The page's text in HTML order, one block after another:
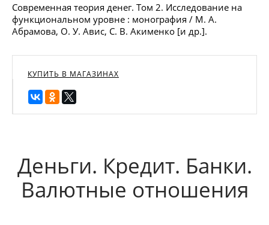
Современная теория денег. Том 2. Исследование на
функциональном уровне : монография / М. А.
Абрамова, О. У. Авис, С. В. Акименко [и др.].
КУПИТЬ В МАГАЗИНАХ
Деньги. Кредит. Банки.
Валютные отношения